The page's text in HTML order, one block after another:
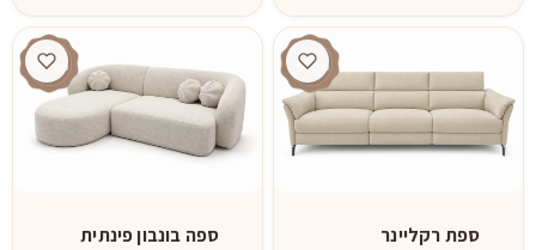
ספת רקליינר
ספה בונבון פינתית